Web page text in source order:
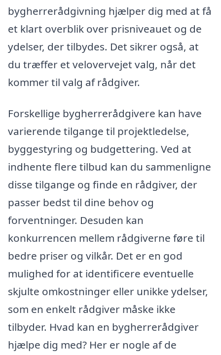
bygherrerådgivning hjælper dig med at få
et klart overblik over prisniveauet og de
ydelser, der tilbydes. Det sikrer også, at
du træffer et velovervejet valg, når det
kommer til valg af rådgiver.
Forskellige bygherrerådgivere kan have
varierende tilgange til projektledelse,
byggestyring og budgettering. Ved at
indhente flere tilbud kan du sammenligne
disse tilgange og finde en rådgiver, der
passer bedst til dine behov og
forventninger. Desuden kan
konkurrencen mellem rådgiverne føre til
bedre priser og vilkår. Det er en god
mulighed for at identificere eventuelle
skjulte omkostninger eller unikke ydelser,
som en enkelt rådgiver måske ikke
tilbyder. Hvad kan en bygherrerådgiver
hjælpe dig med? Her er nogle af de